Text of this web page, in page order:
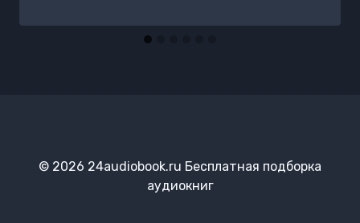
© 2026 24audiobook.ru Бесплатная подборка
аудиокниг